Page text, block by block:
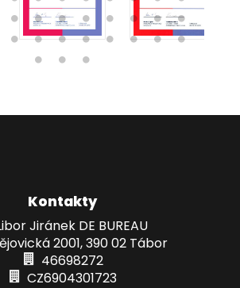
Kontakty
Jiránek DE BUREAU
2001, 390 02 Tábor
46698272
CZ6904301723